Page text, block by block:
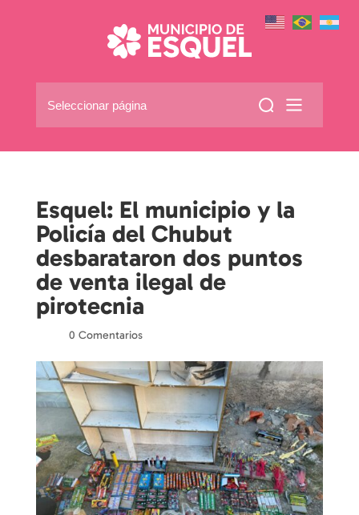
Seleccionar página
Esquel: El municipio y la
Policía del Chubut
desbarataron dos puntos
de venta ilegal de
pirotecnia
0 Comentarios